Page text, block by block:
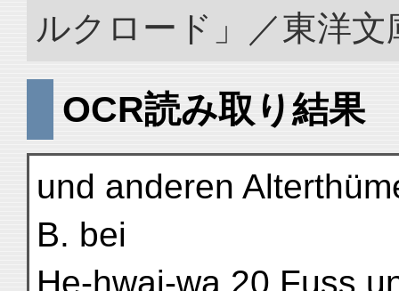
ルクロード」／東洋
OCR読み取り結果
und anderen
B. bei
He-hwai-wa 20 Fuss